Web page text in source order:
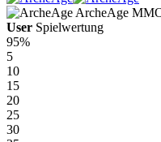
ArcheAge
User Spielwertung
95%
5
10
15
20
25
30